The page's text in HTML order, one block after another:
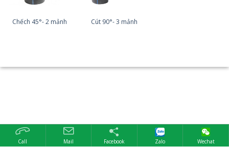
Chếch 45°- 2 mảnh Cút 90°- 3 mảnh
Call Mail Facebook Zalo Wechat